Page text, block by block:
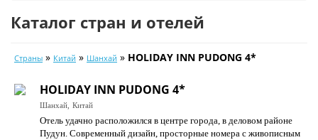
Календарь туров
Цены дня
Страны
Каталог стран и отелей
Страны » Китай » Шанхай » HOLIDAY INN PUDONG 4*
HOLIDAY INN PUDONG 4*
Шанхай, Китай
Отель удачно расположился в центре города, в деловом районе
Пудун. Современный дизайн, просторные номера с живописным